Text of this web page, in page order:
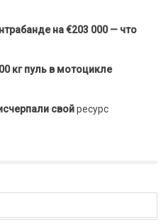
на €203 000 — что
кг пуль в мотоцикле
свойресурс